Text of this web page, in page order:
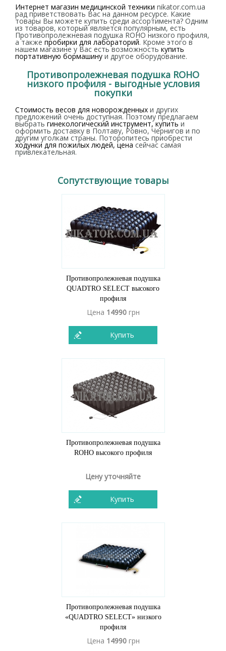
Интернет магазин медицинской техники nikator.com.ua
рад приветствовать Вас на данном ресурсе. Какие
товары Вы можете купить среди ассортимента? Одним
из товаров, который является популярным, есть
Противопролежневая подушка ROHO низкого профиля,
а также пробирки для лабораторий. Кроме этого в
нашем магазине у Вас есть возможность купить
портативную бормашину и другое оборудование.
Противопролежневая подушка ROHO
низкого профиля - выгодные условия
покупки
Стоимость весов для новорожденных и других
предложений очень доступная. Поэтому предлагаем
выбрать гинекологический инструмент, купить и
оформить доставку в Полтаву, Ровно, Чернигов и по
другим уголкам страны. Поторопитесь приобрести
ходунки для пожилых людей, цена сейчас самая
привлекательная.
Сопутствующие товары
Противопролежневая подушка
QUADTRO SELECT высокого
профиля
Цена 14990грн
Купить
Противопролежневая подушка
ROHO высокого профиля
Цену уточняйте
Купить
Противопролежневая подушка
«QUADTRO SELECT» низкого
профиля
Цена 14990грн